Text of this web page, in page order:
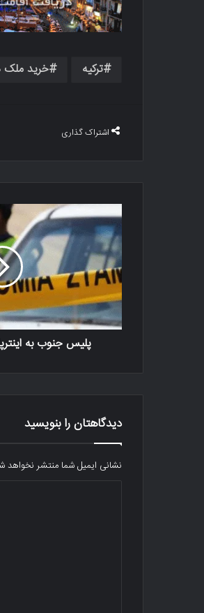
ترکیه خرید ملک
اشتراک گذاری
پلیس جنوب به
دیدگاهتان را بنویسید
نشانی ایمیل شما منتشر نخواهد